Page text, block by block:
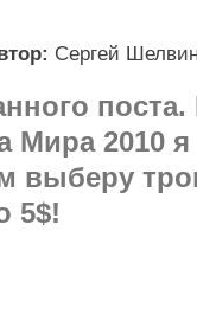
Сергей
Мира 2010 я
выберу
5$!